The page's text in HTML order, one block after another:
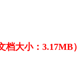
档大小：3.17MB）